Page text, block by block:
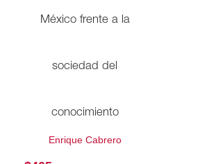
México frente a la
sociedad del
conocimiento
Enrique Cabrero